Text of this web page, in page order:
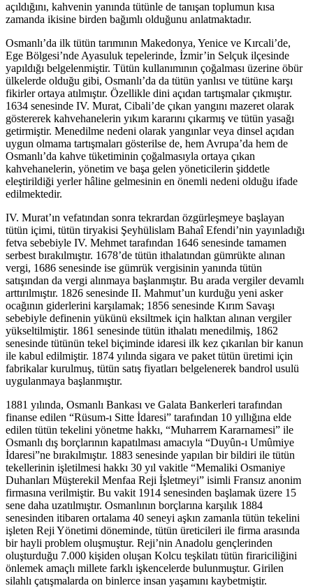
açıldığını, kahvenin yanında tütünle de tanışan toplumun kısa
zamanda ikisine birden bağımlı olduğunu anlatmaktadır.
Osmanlı’da ilk tütün tarımının Makedonya, Yenice ve Kırcali’de,
Ege Bölgesi’nde Ayasuluk tepelerinde, İzmir’in Selçuk ilçesinde
yapıldığı belgelenmiştir. Tütün kullanımının çoğalması üzerine öbür
ülkelerde olduğu gibi, Osmanlı’da da tütün yanlısı ve tütüne karşı
fikirler ortaya atılmıştır. Özellikle dini açıdan tartışmalar çıkmıştır.
1634 senesinde IV. Murat, Cibali’de çıkan yangını mazeret olarak
göstererek kahvehanelerin yıkım kararını çıkarmış ve tütün yasağı
getirmiştir. Menedilme nedeni olarak yangınlar veya dinsel açıdan
uygun olmama tartışmaları gösterilse de, hem Avrupa’da hem de
Osmanlı’da kahve tüketiminin çoğalmasıyla ortaya çıkan
kahvehanelerin, yönetim ve başa gelen yöneticilerin şiddetle
eleştirildiği yerler hâline gelmesinin en önemli nedeni olduğu ifade
edilmektedir.
IV. Murat’ın vefatından sonra tekrardan özgürleşmeye başlayan
tütün içimi, tütün tiryakisi Şeyhülislam Bahaî Efendi’nin yayınladığı
fetva sebebiyle IV. Mehmet tarafından 1646 senesinde tamamen
serbest bırakılmıştır. 1678’de tütün ithalatından gümrükte alınan
vergi, 1686 senesinde ise gümrük vergisinin yanında tütün
satışından da vergi alınmaya başlanmıştır. Bu arada vergiler devamlı
arttırılmıştır. 1826 senesinde II. Mahmut’un kurduğu yeni asker
ocağının giderlerini karşılamak; 1856 senesinde Kırım Savaşı
sebebiyle definenin yükünü eksiltmek için halktan alınan vergiler
yükseltilmiştir. 1861 senesinde tütün ithalatı menedilmiş, 1862
senesinde tütünün tekel biçiminde idaresi ilk kez çıkarılan bir kanun
ile kabul edilmiştir. 1874 yılında sigara ve paket tütün üretimi için
fabrikalar kurulmuş, tütün satış fiyatları belgelenerek bandrol usulü
uygulanmaya başlanmıştır.
1881 yılında, Osmanlı Bankası ve Galata Bankerleri tarafından
finanse edilen “Rüsum-ı Sitte İdaresi” tarafından 10 yıllığına elde
edilen tütün tekelini yönetme hakkı, “Muharrem Kararnamesi” ile
Osmanlı dış borçlarının kapatılması amacıyla “Duyûn-ı Umûmiye
İdaresi”ne bırakılmıştır. 1883 senesinde yapılan bir bildiri ile tütün
tekellerinin işletilmesi hakkı 30 yıl vakitle “Memaliki Osmaniye
Duhanları Müşterekil Menfaa Reji İşletmeyi” isimli Fransız anonim
firmasına verilmiştir. Bu vakit 1914 senesinden başlamak üzere 15
sene daha uzatılmıştır. Osmanlının borçlarına karşılık 1884
senesinden itibaren ortalama 40 seneyi aşkın zamanla tütün tekelini
işleten Reji Yönetimi döneminde, tütün üreticileri ile firma arasında
bir hayli problem oluşmuştur. Reji’nin Anadolu gençlerinden
oluşturduğu 7.000 kişiden oluşan Kolcu teşkilatı tütün firariciliğini
önlemek amaçlı millete farklı işkencelerde bulunmuştur. Girilen
silahlı çatışmalarda on binlerce insan yaşamını kaybetmiştir.